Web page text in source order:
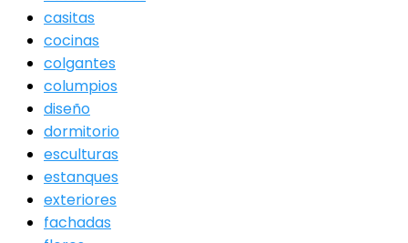
casitas
cocinas
colgantes
columpios
diseño
dormitorio
esculturas
estanques
exteriores
fachadas